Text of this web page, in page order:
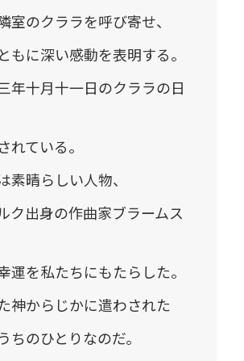
室のクララを呼び寄せ、
もに深い感動を表明する。
年十月十一日のクララの日
れている。
素晴らしい人物、
ク出身の作曲家ブラームス
運を私たちにもたらした。
神からじかに遣わされた
ちのひとりなのだ。